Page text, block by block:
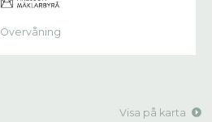
Övervåning
Visa på karta